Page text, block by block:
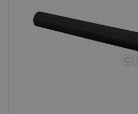
Další pryžové a plastové výrobky